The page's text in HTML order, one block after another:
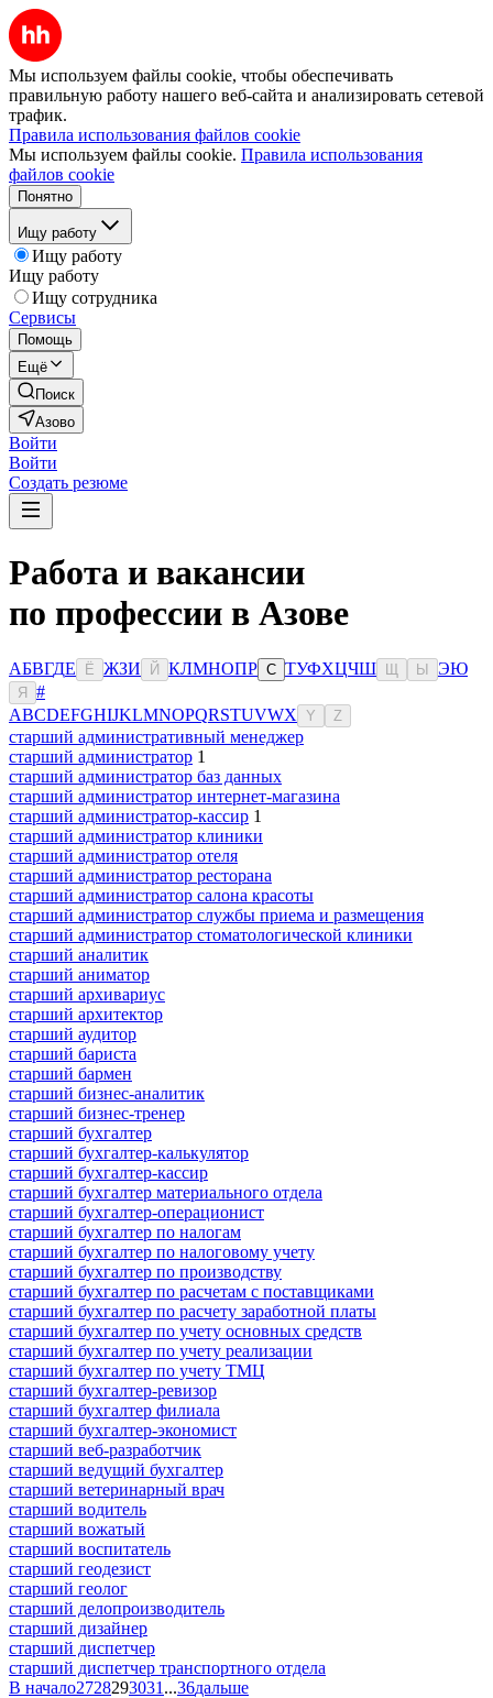
Мы используем файлы cookie, чтобы обеспечивать
правильную работу нашего веб-сайта и анализировать сетевой
трафик.
Правила использования файлов cookie
Мы используем файлы cookie. Правила использования
файлов cookie
Понятно
Ищу работу
Ищу работу
Ищу работу
Ищу сотрудника
Сервисы
Помощь
Ещё
Поиск
Азово
Войти
Войти
Создать резюме
Работа и вакансии
по профессии в Азове
АБВГДЕ Ё ЖЗИ Й КЛМНОПР С ТУФХЦЧШ Ы ЭЮ
Я
#
ABCDEFGHIJKLMNOPQRSTUVWX Y Z
старший административный менеджер
старший администратор 1
старший администратор баз данных
старший администратор интернет-магазина
старший администратор-кассир 1
старший администратор клиники
старший администратор отеля
старший администратор ресторана
старший администратор салона красоты
старший администратор службы приема и размещения
старший администратор стоматологической клиники
старший аналитик
старший аниматор
старший архивариус
старший архитектор
старший аудитор
старший бариста
старший бармен
старший бизнес-аналитик
старший бизнес-тренер
старший бухгалтер
старший бухгалтер-калькулятор
старший бухгалтер-кассир
старший бухгалтер материального отдела
старший бухгалтер-операционист
старший бухгалтер по налогам
старший бухгалтер по налоговому учету
старший бухгалтер по производству
старший бухгалтер по расчетам с поставщиками
старший бухгалтер по расчету заработной платы
старший бухгалтер по учету основных средств
старший бухгалтер по учету реализации
старший бухгалтер по учету ТМЦ
старший бухгалтер-ревизор
старший бухгалтер филиала
старший бухгалтер-экономист
старший веб-разработчик
старший ведущий бухгалтер
старший ветеринарный врач
старший водитель
старший вожатый
старший воспитатель
старший геодезист
старший геолог
старший делопроизводитель
старший дизайнер
старший диспетчер
старший диспетчер транспортного отдела
В начало2728293031 ...36дальше